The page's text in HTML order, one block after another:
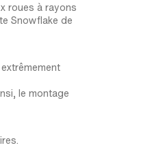
roues à rayons
Snowflake de
le montage